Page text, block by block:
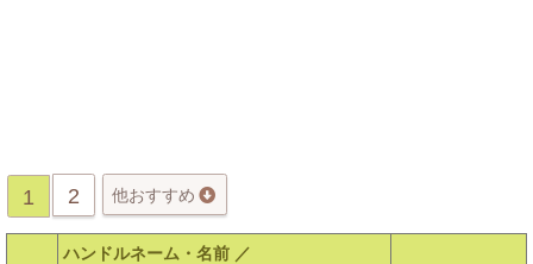
1 2 他おすすめ
ハンドルネーム・名前 ／